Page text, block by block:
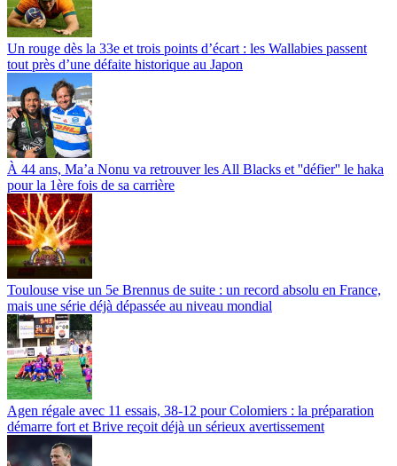
Un rouge dès la 33e et trois points d’écart : les Wallabies passent
tout près d’une défaite historique au Japon
À 44 ans, Ma’a Nonu va retrouver les All Blacks et ''défier'' le haka
pour la 1ère fois de sa carrière
Toulouse vise un 5e Brennus de suite : un record absolu en France,
mais une série déjà dépassée au niveau mondial
Agen régale avec 11 essais, 38-12 pour Colomiers : la préparation
démarre fort et Brive reçoit déjà un sérieux avertissement